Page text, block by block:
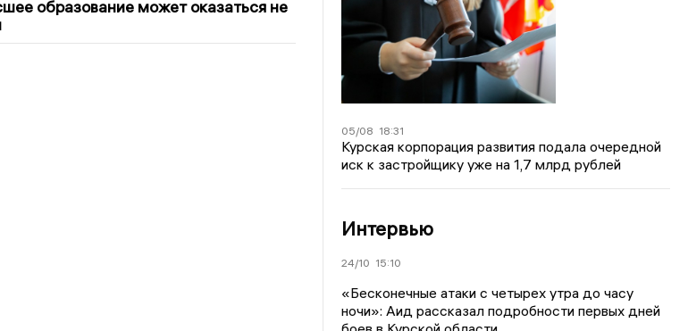
образование может оказаться не
05/08 18:31
Курская корпорация развития подала очередной
иск к застройщику уже на 1,7 млрд рублей
Интервью
24/10 15:10
«Бесконечные атаки с четырех утра до часу
ночи»: Аид рассказал подробности первых дней